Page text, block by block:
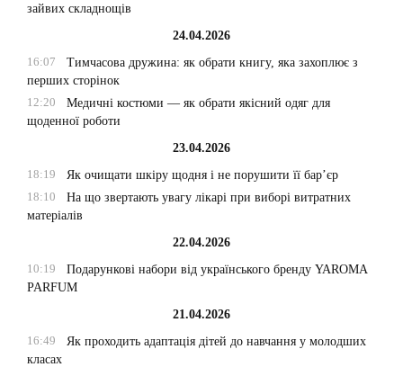
зайвих складнощів
24.04.2026
16:07
Тимчасова дружина: як обрати книгу, яка захоплює з
перших сторінок
12:20
Медичні костюми — як обрати якісний одяг для
щоденної роботи
23.04.2026
18:19
Як очищати шкіру щодня і не порушити її бар’єр
18:10
На що звертають увагу лікарі при виборі витратних
матеріалів
22.04.2026
10:19
Подарункові набори від українського бренду YAROMA
PARFUM
21.04.2026
16:49
Як проходить адаптація дітей до навчання у молодших
класах